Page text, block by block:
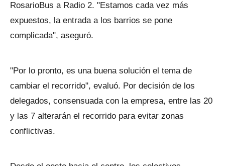
RosarioBus a Radio 2. "Estamos cada vez más
expuestos, la entrada a los barrios se pone
complicada", aseguró.
"Por lo pronto, es una buena solución el tema de
cambiar el recorrido", evaluó. Por decisión de los
delegados, consensuada con la empresa, entre las 20
y las 7 alterarán el recorrido para evitar zonas
conflictivas.